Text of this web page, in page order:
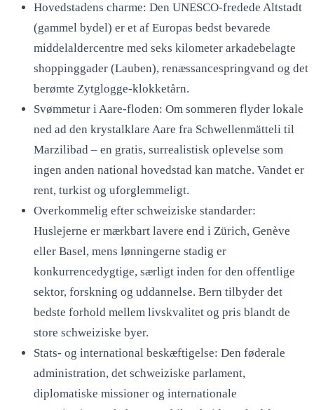
Hovedstadens charme: Den UNESCO-fredede Altstadt
(gammel bydel) er et af Europas bedst bevarede
middelaldercentre med seks kilometer arkadebelagte
shoppinggader (Lauben), renæssancespringvand og det
berømte Zytglogge-klokketårn.
Svømmetur i Aare-floden: Om sommeren flyder lokale
ned ad den krystalklare Aare fra Schwellenmätteli til
Marzilibad – en gratis, surrealistisk oplevelse som
ingen anden national hovedstad kan matche. Vandet er
rent, turkist og uforglemmeligt.
Overkommelig efter schweiziske standarder:
Huslejerne er mærkbart lavere end i Zürich, Genève
eller Basel, mens lønningerne stadig er
konkurrencedygtige, særligt inden for den offentlige
sektor, forskning og uddannelse. Bern tilbyder det
bedste forhold mellem livskvalitet og pris blandt de
store schweiziske byer.
Stats- og international beskæftigelse: Den føderale
administration, det schweiziske parlament,
diplomatiske missioner og internationale